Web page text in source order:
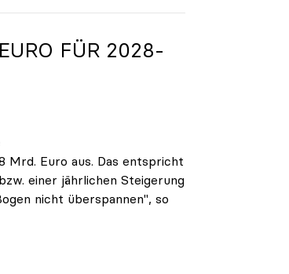
FÜR 2028-
Mrd. Euro aus. Das entspricht
einer jährlichen Steigerung
nicht überspannen", so